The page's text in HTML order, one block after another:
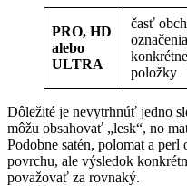
PRO, HD
alebo
ULTRA
časť
označenia
položky
Dôležité je nevytrhnúť jedno
môžu obsahovať „lesk“, no
Podobne satén, polomat a
povrchu, ale výsledok
považovať za rovnaký.